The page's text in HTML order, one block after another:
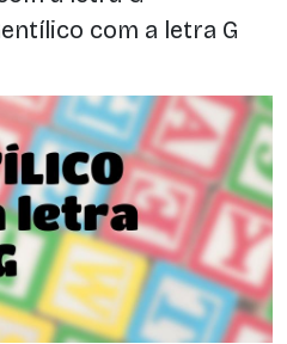
com a letra G